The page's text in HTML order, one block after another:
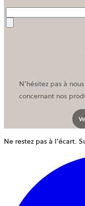
N’hésitez pas à
concernant nos
Ne restez pas à l’écart.